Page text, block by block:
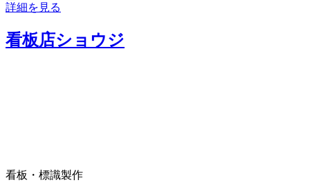
詳細を見る
看板店ショウジ
看板・標識製作